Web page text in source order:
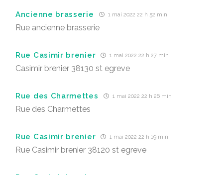
Ancienne brasserie 1 mai 2022 22 h 52 min
Rue ancienne brasserie
Rue Casimir brenier 1 mai 2022 22 h 27 min
Casimir brenier 38130 st egreve
Rue des Charmettes 1 mai 2022 22 h 26 min
Rue des Charmettes
Rue Casimir brenier 1 mai 2022 22 h 19 min
Rue Casimir brenier 38120 st egreve